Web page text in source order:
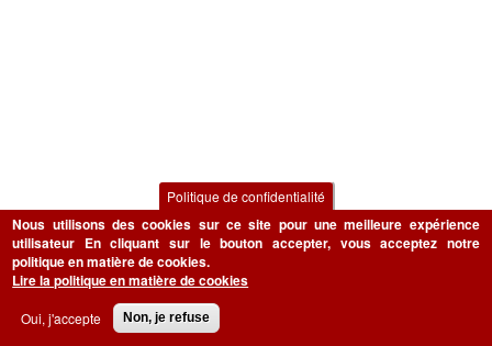
Politique de confidentialité
Nous utilisons des cookies sur ce site pour une meilleure expérience
utilisateur En cliquant sur le bouton accepter, vous acceptez notre
politique en matière de cookies.
Lire la politique en matière de cookies
Oui, j'accepte Non, je refuse